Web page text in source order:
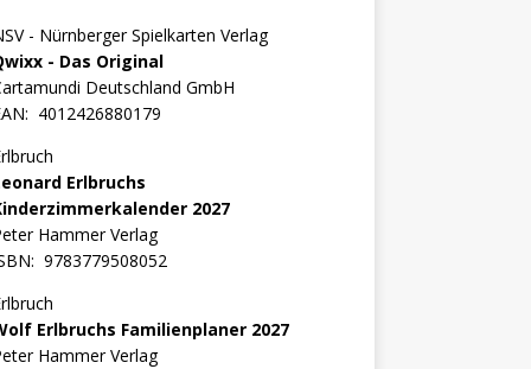
- Nürnberger Spielkarten Verlag
- Das Original
Deutschland GmbH
4012426880179
Erlbruchs
2027
Hammer Verlag
9783779508052
Erlbruchs Familienplaner 2027
Hammer Verlag